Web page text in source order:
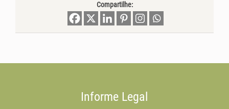
Compartilhe:
Informe Legal